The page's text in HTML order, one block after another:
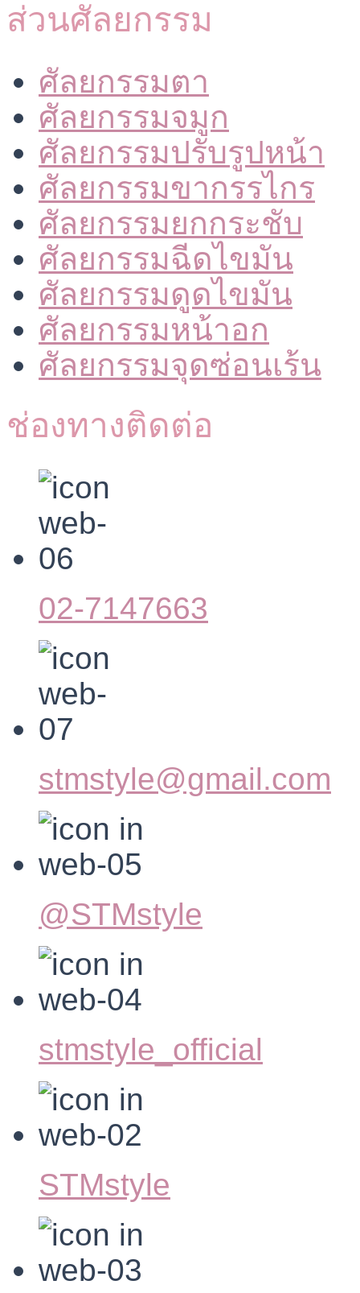
ส่วนศัลยกรรม
ศัลยกรรมตา
ศัลยกรรมจมูก
ศัลยกรรมปรับรูปหน้า
ศัลยกรรมขากรรไกร
ศัลยกรรมยกกระชับ
ศัลยกรรมฉีดไขมัน
ศัลยกรรมดูดไขมัน
ศัลยกรรมหน้าอก
ศัลยกรรมจุดซ่อนเร้น
ช่องทางติดต่อ
02-7147663
stmstyle@gmail.com
@STMstyle
stmstyle_official
STMstyle